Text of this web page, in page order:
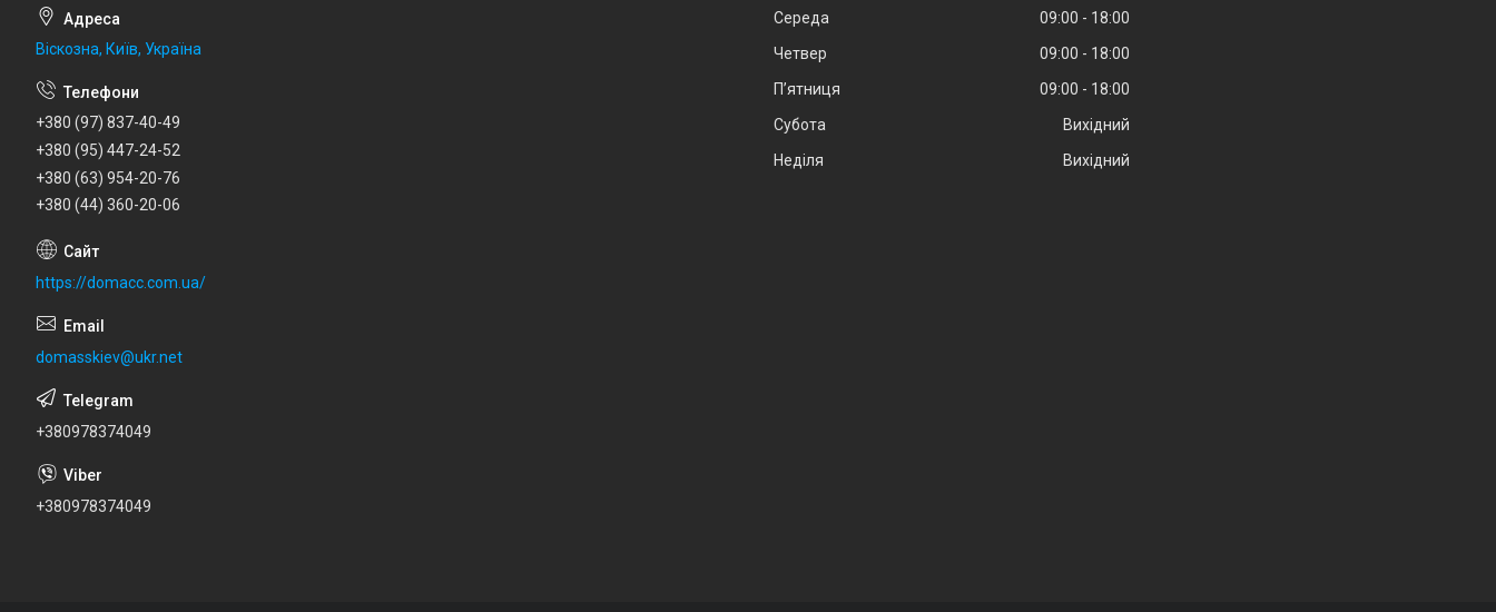
Віскозна, Київ, Україна
+380 (97) 837-40-49
+380 (95) 447-24-52
+380 (63) 954-20-76
+380 (44) 360-20-06
https://domacc.com.ua/
domasskiev@ukr.net
+380978374049
+380978374049
Середа
09:00
18:00
Четвер
09:00
18:00
Пʼятниця
09:00
18:00
Субота
Вихідний
Неділя
Вихідний